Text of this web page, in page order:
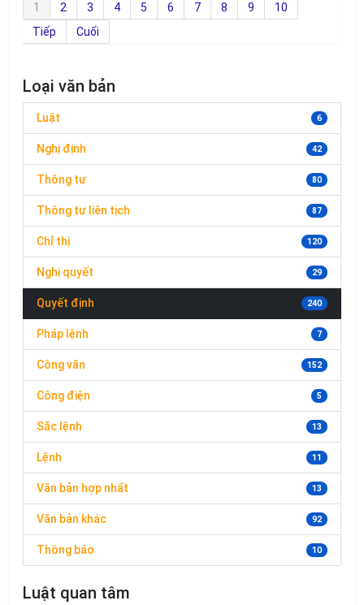
1 2 3 4 5 6 7 8 9
10
Tiếp
Cuối
Loại văn bản
Luật 6
Nghị định 42
Thông tư 80
Thông tư liên tịch 87
Chỉ thị 120
Nghị quyết 29
Quyết định 240
Pháp lệnh 7
Công văn 152
Công điện 5
Sắc lệnh 13
Lệnh 11
Văn bản hợp nhất 13
Văn bản khác 92
Thông báo 10
Luật quan tâm